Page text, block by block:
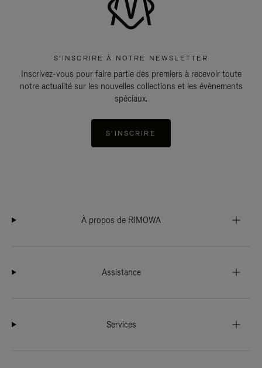
S'INSCRIRE À NOTRE NEWSLETTER
Inscrivez-vous pour faire partie des premiers à recevoir toute
notre actualité sur les nouvelles collections et les évènements
spéciaux.
S'INSCRIRE
À propos de RIMOWA
Assistance
Services